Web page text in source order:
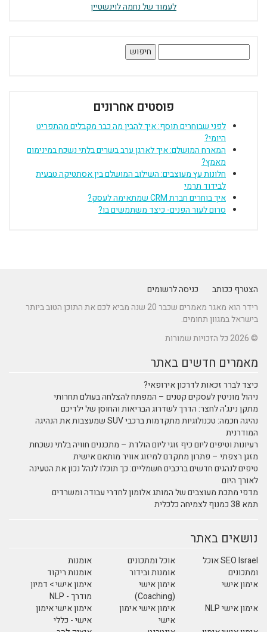
לעמוד של נחמה לוינשטיין
פוסטים אחרונים
לפני שבוחרים תוסף: איך להבין מה כבר מקבלים מהתפריט
היומי?
המארח המושלם: איך לארגן ערב בשרים בלתי נשכח במינימום
מאמץ?
חלונות עץ מעוצבים: השילוב המושלם בין אסתטיקה טבעית
לבידוד תרמי
איך בוחרים חברת CRM שמתאימה לעסק?
סרום לעור הפנים- כיצד משתמשים בו?
הצטרף ככותב
כניסה לרשומים
רידר הוא מאגר מאמרים שכבר 20 שנה מביא לכם את התוכן הטוב ביותר
בישראל במגוון תחומים.
© 2026 כל הזכויות שמורות
מאמרים חדשים באתר
כיצד לברר זכאות לדרכון אירופאי?
ניהול מוניטין לעסקים קטנים – המפתח להצלחה בעולם תחרותי
מתקן נינג'ה לחצר: הדרך לשדרוג הבריאות והחוסן של ילדיכם
נהיגה חכמה: טכנולוגיות מתקדמות ברכבי SUV שמעצבות את הנהיגה
המודרנית
רעיונות וטיפים ליום כיף זוגי ליום הולדת – מתכננים חוויה בלתי נשכחת
מזגן רצפתי – פתרון מתקדם למיזוג אוויר מותאם אישית
טיפים לנהגים חדשים ברכבים חשמליים: כך תוכלו לנהל נכון את הטעינה
לאורך היום
מדפי מתכת מעוצבים של המותג אלומון לחדרי עבודה ומשרדים
תמא 38 כמנוף לצמיחה כלכלית
נושאים באתר
SEO Israel אוכל
ומתכונים
אוכל ומתכונים
אומנות
אומנות ובידור
אומנות ריקוד
אימון אישי
אימון אישי
(Coaching)
אימון אישי > דמיון
מודרך - NLP
אימון אישי NLP
אימון אישי אימון
אישי
אימון אישי אימון
אישי - כללי